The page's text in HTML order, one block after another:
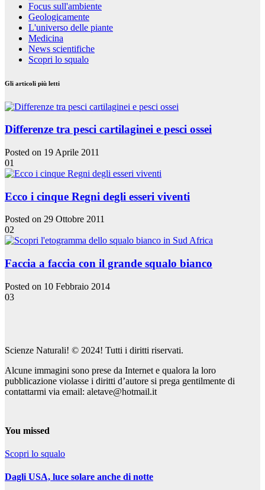
Focus sull'ambiente
Geologicamente
L'universo delle piante
Medicina
News scientifiche
Scopri lo squalo
Gli articoli più letti
Differenze tra pesci cartilaginei e pesci ossei
Posted on 19 Aprile 2011
01
Ecco i cinque Regni degli esseri viventi
Posted on 29 Ottobre 2011
02
Faccia a faccia con il grande squalo bianco
Posted on 10 Febbraio 2014
03
Scienze Naturali! © 2024! Tutti i diritti riservati.
Alcune immagini sono prese da Internet e qualora la loro
pubblicazione violasse i diritti d’autore si prega gentilmente di
contattarmi via email: aletave@hotmail.it
You missed
Scopri lo squalo
Dagli USA, luce solare anche di notte